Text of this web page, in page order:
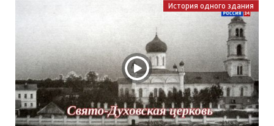
История одного здания